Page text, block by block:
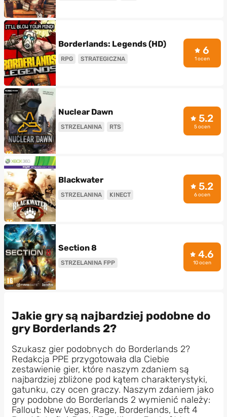
Borderlands: Legends (HD)
RPG STRATEGICZNA
6
1 ocen
Nuclear Dawn
STRZELANINA RTS
5.2
5 ocen
Blackwater
STRZELANINA KINECT
5.2
6 ocen
Section 8
STRZELANINA FPP
4.6
10 ocen
Jakie gry są najbardziej podobne do
gry Borderlands 2?
Szukasz gier podobnych do Borderlands 2?
Redakcja PPE przygotowała dla Ciebie
zestawienie gier, które naszym zdaniem są
najbardziej zbliżone pod kątem charakterystyki,
gatunku, czy ocen graczy. Naszym zdaniem jako
gry podobne do Borderlands 2 wymienić należy:
Fallout: New Vegas, Rage, Borderlands, Left 4